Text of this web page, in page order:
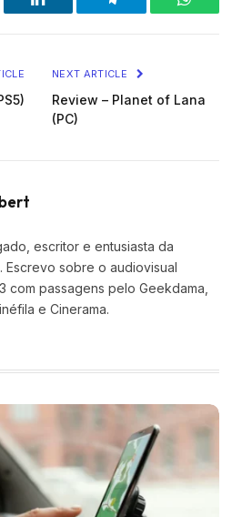
LinkedIn Telegram
NEXT ARTICLE
Review – Planet of Lana
(PC)
escritor e entusiasta da
Escrevo sobre o audiovisual
com passagens pelo Geekdama,
e Cinerama.